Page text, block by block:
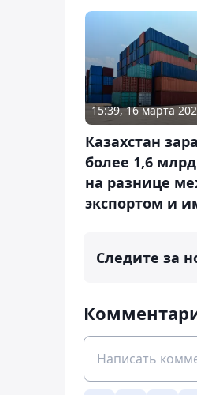
15:39, 16 марта
Казахстан
более 1,6
на разнице
экспортом и
Следите за